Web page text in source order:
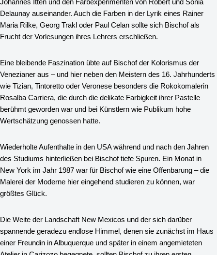
Johannes Itten und den Farbexperimenten von Robert und Sonia
Delaunay auseinander. Auch die Farben in der Lyrik eines Rainer
Maria Rilke, Georg Trakl oder Paul Celan sollte sich Bischof als
Frucht der Vorlesungen ihres Lehrers erschließen.
Eine bleibende Faszination übte auf Bischof der Kolorismus der
Venezianer aus – und hier neben den Meistern des 16. Jahrhunderts
wie Tizian, Tintoretto oder Veronese besonders die Rokokomalerin
Rosalba Carriera, die durch die delikate Farbigkeit ihrer Pastelle
berühmt geworden war und bei Künstlern wie Publikum hohe
Wertschätzung genossen hatte.
Wiederholte Aufenthalte in den USA während und nach den Jahren
des Studiums hinterließen bei Bischof tiefe Spuren. Ein Monat in
New York im Jahr 1987 war für Bischof wie eine Offenbarung – die
Malerei der Moderne hier eingehend studieren zu können, war
größtes Glück.
Die Weite der Landschaft New Mexicos und der sich darüber
spannende geradezu endlose Himmel, denen sie zunächst im Haus
einer Freundin in Albuquerque und später in einem angemieteten